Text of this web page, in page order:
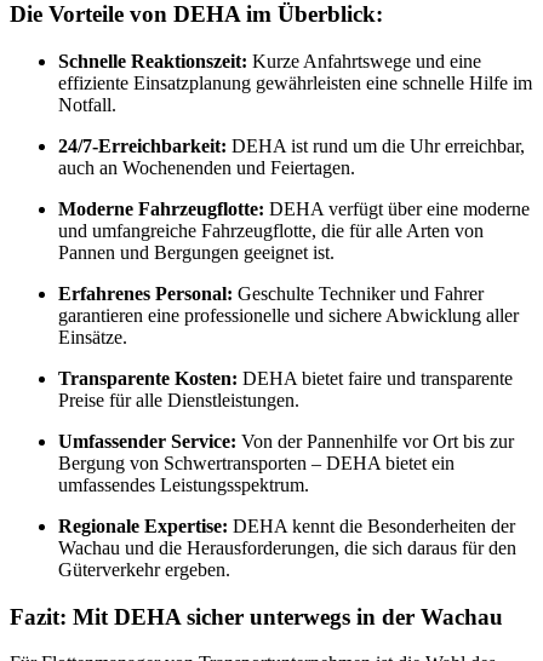
Die Vorteile von DEHA im Überblick:
Schnelle Reaktionszeit: Kurze Anfahrtswege und eine
effiziente Einsatzplanung gewährleisten eine schnelle Hilfe im
Notfall.
24/7-Erreichbarkeit: DEHA ist rund um die Uhr erreichbar,
auch an Wochenenden und Feiertagen.
Moderne Fahrzeugflotte: DEHA verfügt über eine moderne
und umfangreiche Fahrzeugflotte, die für alle Arten von
Pannen und Bergungen geeignet ist.
Erfahrenes Personal: Geschulte Techniker und Fahrer
garantieren eine professionelle und sichere Abwicklung aller
Einsätze.
Transparente Kosten: DEHA bietet faire und transparente
Preise für alle Dienstleistungen.
Umfassender Service: Von der Pannenhilfe vor Ort bis zur
Bergung von Schwertransporten – DEHA bietet ein
umfassendes Leistungsspektrum.
Regionale Expertise: DEHA kennt die Besonderheiten der
Wachau und die Herausforderungen, die sich daraus für den
Güterverkehr ergeben.
Fazit: Mit DEHA sicher unterwegs in der Wachau